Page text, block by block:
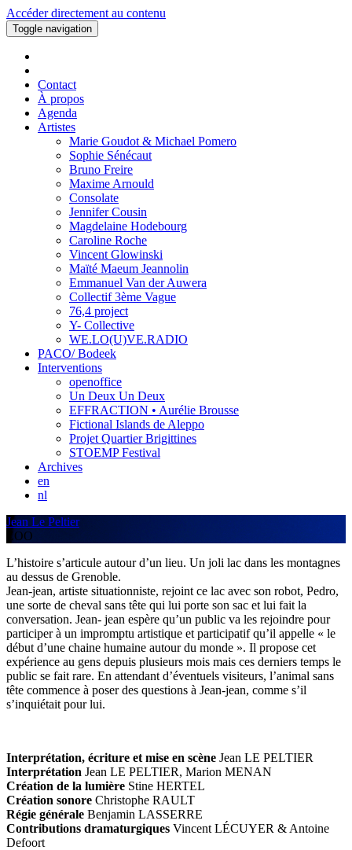
Accéder directement au contenu
Toggle navigation
Contact
À propos
Agenda
Artistes
Marie Goudot & Michael Pomero
Sophie Sénécaut
Bruno Freire
Maxime Arnould
Consolate
Jennifer Cousin
Magdelaine Hodebourg
Caroline Roche
Vincent Glowinski
Maïté Maeum Jeannolin
Emmanuel Van der Auwera
Collectif 3ème Vague
76,4 project
Y- Collective
WE.LO(U)VE.RADIO
PACO/ Bodeek
Interventions
openoffice
Un Deux Un Deux
EFFRACTION • Aurélie Brousse
Fictional Islands de Aleppo
Projet Quartier Brigittines
STOEMP Festival
Archives
en
nl
Jean Le Peltier
ZOO
L’histoire s’articule autour d’un lieu. Un joli lac dans les montagnes
au dessus de Grenoble.
Jean-jean, artiste situationniste, rejoint ce lac avec son robot, Pedro,
une sorte de cheval sans tête qui lui porte son sac et lui fait la
conversation. Jean- jean espère qu’un public va les rejoindre pour
participer à un impromptu artistique et participatif qu’il appelle « le
début d’une chaine humaine autour du monde ». Il propose cet
expérience au gens depuis plusieurs mois mais ces derniers temps le
public se fait rare. En attendant d’éventuels visiteurs, l’animal sans
tête commence à poser des questions à Jean-jean, comme s’il
s’inquiétait pour lui.
Interprétation, écriture et mise en scène Jean LE PELTIER
Interprétation Jean LE PELTIER, Marion MENAN
Création de la lumière Stine HERTEL
Création sonore Christophe RAULT
Régie générale Benjamin LASSERRE
Contributions dramaturgiques Vincent LÉCUYER & Antoine
Defoort